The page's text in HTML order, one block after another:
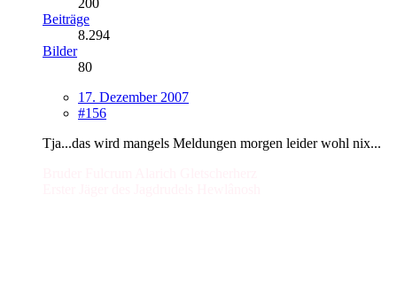
Beiträge
8.294
Bilder
80
17. Dezember 2007
#156
Tja...das wird mangels Meldungen morgen leider wohl nix...